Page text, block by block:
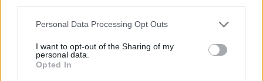
Personal Data Processing Opt Outs
I want to opt-out of the Sharing of my
personal data.
Opted In
Deputados do PSD saúdam Banda
Sinfónica da ARMAB pelo 1º lugar no
certame internacional de Valência